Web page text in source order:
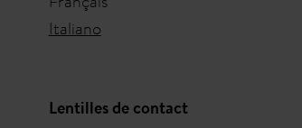
Italiano
Lentilles de contact